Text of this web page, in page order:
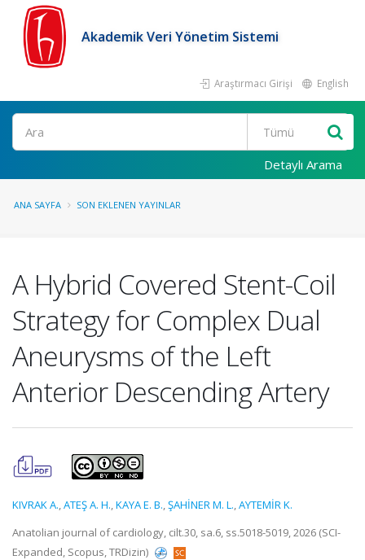
Akademik Veri Yönetim Sistemi
Araştırmacı Girişi English
Ara
Detaylı Arama
ANA SAYFA SON EKLENEN YAYINLAR
A Hybrid Covered Stent-Coil
Strategy for Complex Dual
Aneurysms of the Left
Anterior Descending Artery
KIVRAK A.,ATEŞ A. H.,KAYA E. B.,ŞAHİNER M. L.,AYTEMİR K.
Anatolian journal of cardiology, cilt.30, sa.6, ss.5018-5019, 2026 (SCI-
Expanded, Scopus, TRDizin)